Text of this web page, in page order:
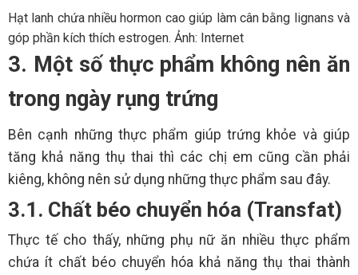
Hạt lanh chứa nhiều hormon cao giúp làm cân bằng lignans và
góp phần kích thích estrogen. Ảnh: Internet
3. Một số thực phẩm không nên ăn
trong ngày rụng trứng
Bên cạnh những thực phẩm giúp trứng khỏe và giúp
tăng khả năng thụ thai thì các chị em cũng cần phải
kiêng, không nên sử dụng những thực phẩm sau đây.
3.1. Chất béo chuyển hóa (Transfat)
Thực tế cho thấy, những phụ nữ ăn nhiều thực phẩm
chứa ít chất béo chuyển hóa khả năng thụ thai thành